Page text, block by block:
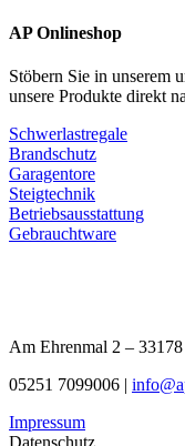
AP Onlineshop
Stöbern Sie in unserem
unsere Produkte direkt
Schwerlastregale
Brandschutz
Garagentore
Steigtechnik
Betriebsausstattung
Gebrauchtware
Am Ehrenmal 2 –
05251 7099006 |
Impressum
Datenschutz